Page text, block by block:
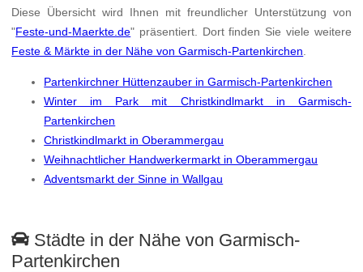
Diese Übersicht wird Ihnen mit freundlicher Unterstützung von
"Feste-und-Maerkte.de" präsentiert. Dort finden Sie viele weitere
Feste & Märkte in der Nähe von Garmisch-Partenkirchen
Partenkirchner Hüttenzauber in Garmisch-Partenkirchen
Winter im Park mit Christkindlmarkt in Garmisch-
Partenkirchen
Christkindlmarkt in Oberammergau
Weihnachtlicher Handwerkermarkt in Oberammergau
Adventsmarkt der Sinne in Wallgau
Städte in der Nähe von Garmisch-
Partenkirchen